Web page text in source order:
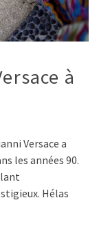
à
Versace a
les années 90.
Hélas